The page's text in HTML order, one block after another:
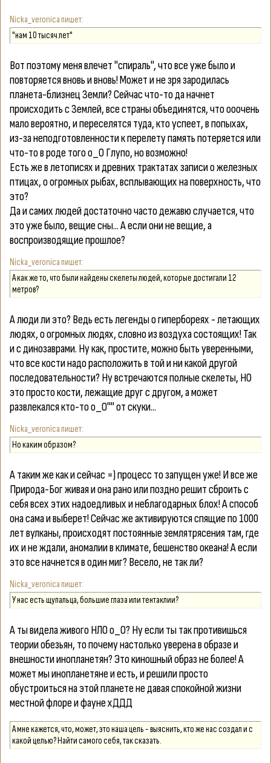
Nicka_veronica
"нам 10 тысяч лет"
Вот поэтому меня влечет "спираль", что все уже было и
повторяется вновь и вновь! Может и не зря зародилась
планета-близнец Земли? Сейчас что-то да начнет
происходить с Землей, все страны объединятся, что ооочень
мало вероятно, и переселятся туда, кто успеет, в попыхах,
из-за неподготовленности к перелету память потеряется или
что-то в роде того о_О Глупо, но возможно!
Есть же в летописях и древних трактатах записи о железных
птицах, о огромных рыбах, всплывающих на поверхность, что
это?
Да и самих людей достаточно часто дежавю случается, что
это уже было, вещие сны... А если они не вещие, а
воспроизводящие прошлое?
Nicka_veronica
А как же то, что были найдены скелеты людей, которые достигали 12
метров?
А люди ли это? Ведь есть легенды о гипербореях - летающих
людях, о огромных людях, словно из воздуха состоящих! Так
и с динозаврами. Ну как, простите, можно быть уверенными,
что все кости надо расположить в той и ни какой другой
последовательности? Ну встречаются полные скелеты, НО
это просто кости, лежащие друг с другом, а может
развлекался кто-то о_О"" от скуки...
Nicka_veronica
Но каким образом?
А таким же как и сейчас =) процесс то запущен уже! И все же
Природа-Бог живая и она рано или поздно решит сброить с
себя всех этих надоедливых и неблагодарных блох! А способ
она сама и выберет! Сейчас же активируются спящие по 1000
лет вулканы, происходят постоянные землятрясения там, где
их и не ждали, аномалии в климате, бешенство океана! А если
это все начнется в один миг? Весело, не так ли?
Nicka_veronica
У нас есть щупальца, большие глаза или тентаклии?
А ты видела живого НЛО о_О? Ну если ты так противишься
теории обезьян, то почему настолько уверена в образе и
внешности инопланетян? Это киношный образ не более! А
может мы инопланетяне и есть, и решили просто
обустроиться на этой планете не давая спокойной жизни
местной флоре и фауне хДДД
А мне кажется, что, может, это наша цель - выяснить, кто же нас создал и с
какой целью? Найти самого себя, так сказать.